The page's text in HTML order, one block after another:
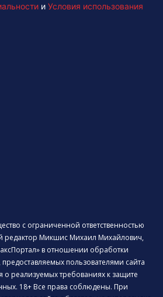
и Условия использования
с ограниченной ответственностью
редактор Микшис Михаил Михайлович,
в отношении обработки
пользователями сайта
о реализуемых требованиях к защите
18+ Все права соблюдены. При